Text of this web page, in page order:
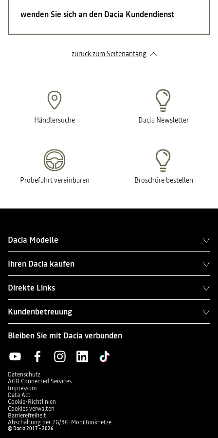
wenden Sie sich an den Dacia Kundendienst
zurück zum Seitenanfang
Händlersuche Dacia Newsletter
Probefahrt vereinbaren Broschüre bestellen
Dacia Modelle
Ihren Dacia kaufen
Direkte Links
Kundenbetreuung
Bleiben Sie mit Dacia verbunden
Datenschutz
AGB Connected Services
Impressum
Data Act
Cookie-Richtlinien
Cookies verwalten
Barrierefreiheit
Abschaltung der 2G/3G-Mobilfunknetze
© Dacia 2017 - 2026